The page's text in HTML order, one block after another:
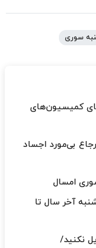
سوری
پرونده‌های کمیسیون‌های
بی‌مورد اجساد
چهارشنبه آخر سال تا
نکنید/